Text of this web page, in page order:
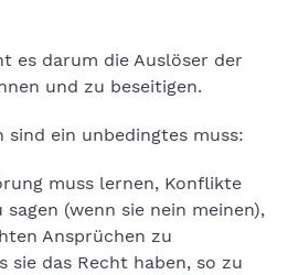
es darum die Auslöser der
und zu beseitigen.
sind ein unbedingtes muss:
muss lernen, Konflikte
sagen (wenn sie nein meinen),
Ansprüchen zu
sie das Recht haben, so zu